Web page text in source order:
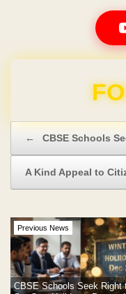
Domain &
← CBSE Schools
A Kind Appeal to
Previous News
CBSE Schools Seek Right